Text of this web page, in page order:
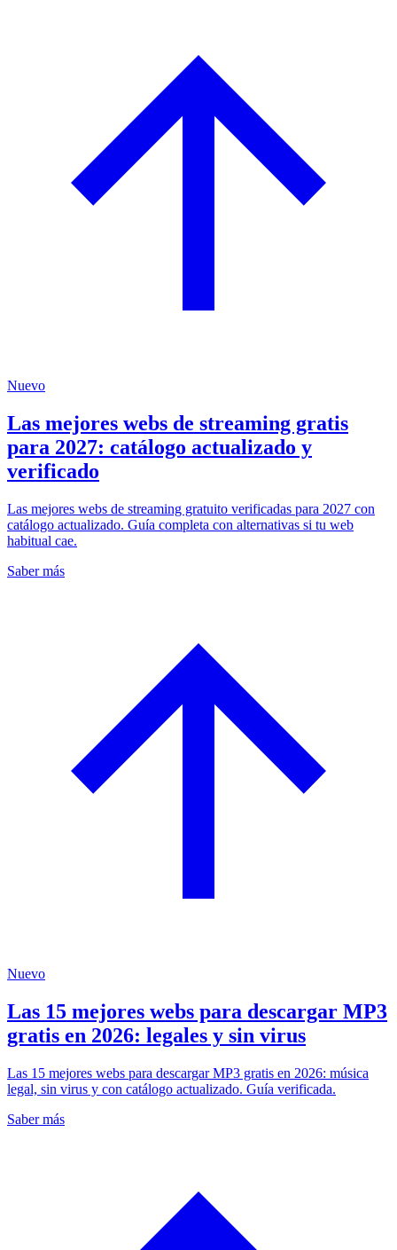
Nuevo
Las mejores webs de streaming gratis
para 2027: catálogo actualizado y
verificado
Las mejores webs de streaming gratuito verificadas para 2027 con
catálogo actualizado. Guía completa con alternativas si tu web
habitual cae.
Saber más
Nuevo
Las 15 mejores webs para descargar MP3
gratis en 2026: legales y sin virus
Las 15 mejores webs para descargar MP3 gratis en 2026: música
legal, sin virus y con catálogo actualizado. Guía verificada.
Saber más